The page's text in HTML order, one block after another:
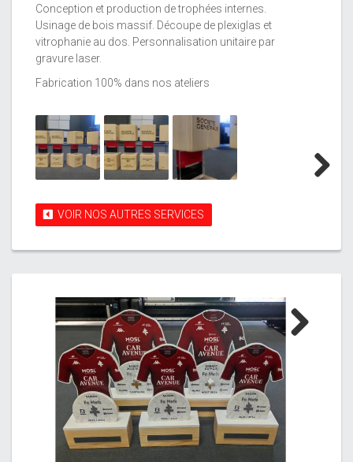
Conception et production de trophées internes.
Usinage de bois massif. Découpe de plexiglas et
vitrophanie au dos. Personnalisation unitaire par
gravure laser.
Fabrication 100% dans nos ateliers
VOIR NOS AUTRES SERVICES